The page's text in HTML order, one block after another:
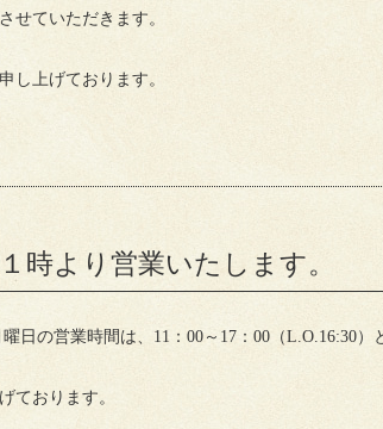
せていただきます。
し上げております。
時より営業いたします。
日の営業時間は、11：00～17：00（L.O.16:30）
ております。